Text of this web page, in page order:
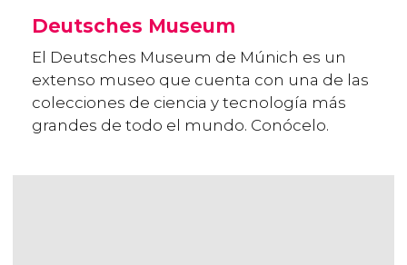
Deutsches Museum
El Deutsches Museum de Múnich es un
extenso museo que cuenta con una de las
colecciones de ciencia y tecnología más
grandes de todo el mundo. Conócelo.